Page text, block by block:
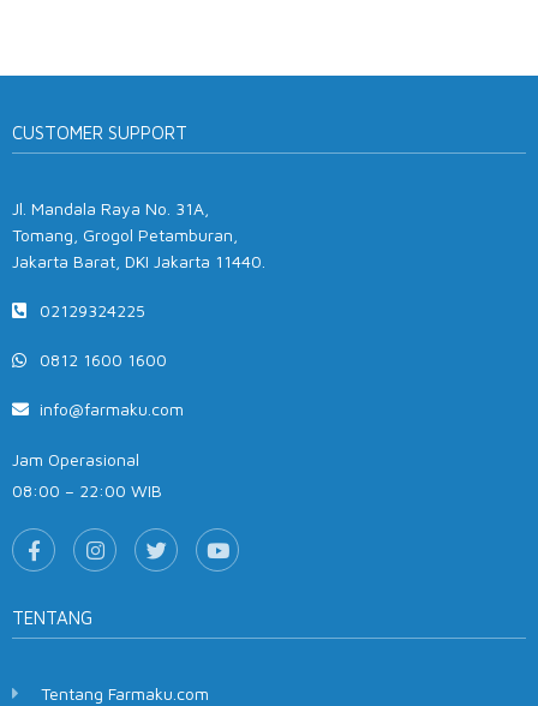
CUSTOMER SUPPORT
Jl. Mandala Raya No. 31A,
Tomang, Grogol Petamburan,
Jakarta Barat, DKI Jakarta 11440.
02129324225
0812 1600 1600
info@farmaku.com
Jam Operasional
08:00 – 22:00 WIB
TENTANG
Tentang Farmaku.com